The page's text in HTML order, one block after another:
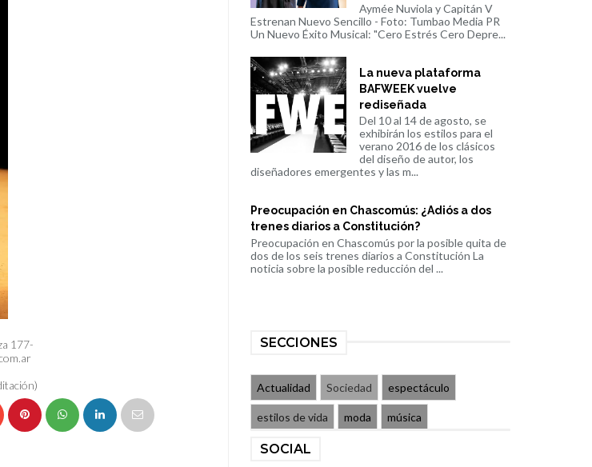
177-
Aymée Nuviola y Capitán V
Estrenan Nuevo Sencillo - Foto: Tumbao Media PR
Un Nuevo Éxito Musical: "Cero Estrés Cero Depre...
La nueva plataforma
BAFWEEK vuelve
rediseñada
Del 10 al 14 de agosto, se
exhibirán los estilos para el
verano 2016 de los clásicos
del diseño de autor, los
diseñadores emergentes y las m...
Preocupación en Chascomús: ¿Adiós a dos
trenes diarios a Constitución?
Preocupación en Chascomús por la posible quita de
dos de los seis trenes diarios a Constitución La
noticia sobre la posible reducción del ...
SECCIONES
Actualidad Sociedad espectáculo
estilos de vida moda música
SOCIAL